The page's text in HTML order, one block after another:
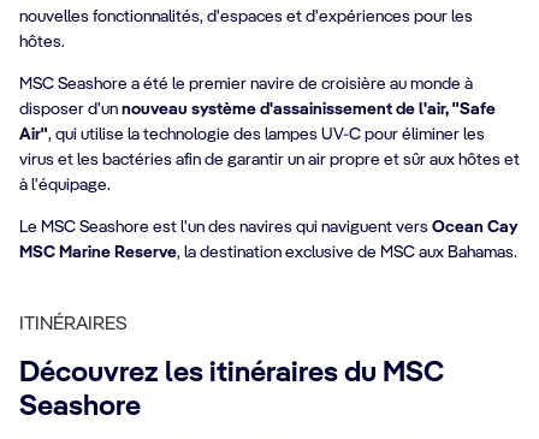
nouvelles fonctionnalités, d'espaces et d'expériences pour les
hôtes.
MSC Seashore a été le premier navire de croisière au monde à
disposer d'un nouveau système d'assainissement de l'air, "Safe
Air", qui utilise la technologie des lampes UV-C pour éliminer les
virus et les bactéries afin de garantir un air propre et sûr aux hôtes et
à l'équipage.
Le MSC Seashore est l'un des navires qui naviguent vers Ocean Cay
MSC Marine Reserve, la destination exclusive de MSC aux Bahamas.
ITINÉRAIRES
Découvrez les itinéraires du MSC
Seashore